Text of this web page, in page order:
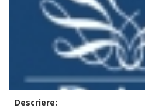
Descriere: